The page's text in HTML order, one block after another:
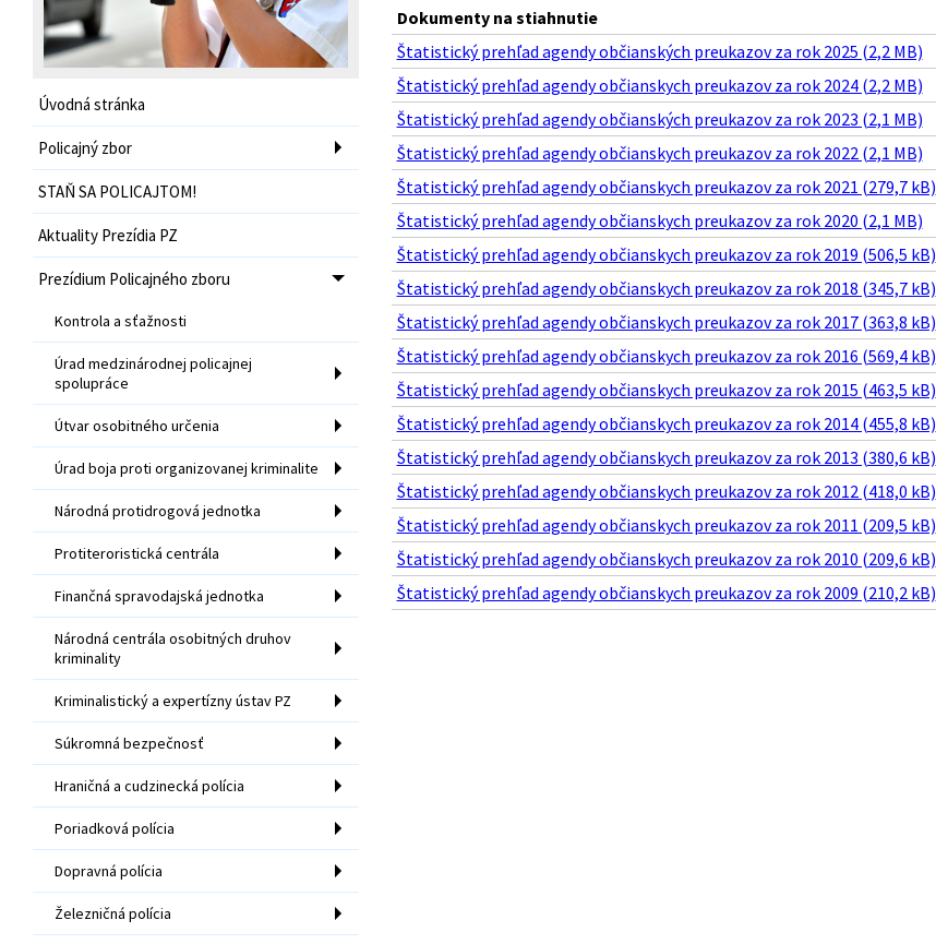
Úvodná stránka
Policajný zbor
STAŇ SA POLICAJTOM!
Aktuality Prezídia PZ
Prezídium Policajného zboru
Kontrola a sťažnosti
Úrad medzinárodnej policajnej
spolupráce
Útvar osobitného určenia
Úrad boja proti organizovanej kriminalite
Národná protidrogová jednotka
Protiteroristická centrála
Finančná spravodajská jednotka
Národná centrála osobitných druhov
kriminality
Kriminalistický a expertízny ústav PZ
Súkromná bezpečnosť
Hraničná a cudzinecká polícia
Poriadková polícia
Dopravná polícia
Železničná polícia
Dokumenty na stiahnutie
Štatistický prehľad agendy občianských preukazov za rok 2025 (2,2 MB)
Štatistický prehľad agendy občianskych preukazov za rok 2024 (2,2 MB)
Štatistický prehľad agendy občianských preukazov za rok 2023 (2,1 MB)
Štatistický prehľad agendy občianskych preukazov za rok 2022 (2,1 MB)
Štatistický prehľad agendy občianskych preukazov za rok 2021 (279,7 kB)
Štatistický prehľad agendy občianskych preukazov za rok 2020 (2,1 MB)
Štatistický prehľad agendy občianskych preukazov za rok 2019 (506,5 kB)
Štatistický prehľad agendy občianskych preukazov za rok 2018 (345,7 kB)
Štatistický prehľad agendy občianskych preukazov za rok 2017 (363,8 kB)
Štatistický prehľad agendy občianskych preukazov za rok 2016 (569,4 kB)
Štatistický prehľad agendy občianskych preukazov za rok 2015 (463,5 kB)
Štatistický prehľad agendy občianskych preukazov za rok 2014 (455,8 kB)
Štatistický prehľad agendy občianskych preukazov za rok 2013 (380,6 kB)
Štatistický prehľad agendy občianskych preukazov za rok 2012 (418,0 kB)
Štatistický prehľad agendy občianskych preukazov za rok 2011 (209,5 kB)
Štatistický prehľad agendy občianskych preukazov za rok 2010 (209,6 kB)
Štatistický prehľad agendy občianskych preukazov za rok 2009 (210,2 kB)